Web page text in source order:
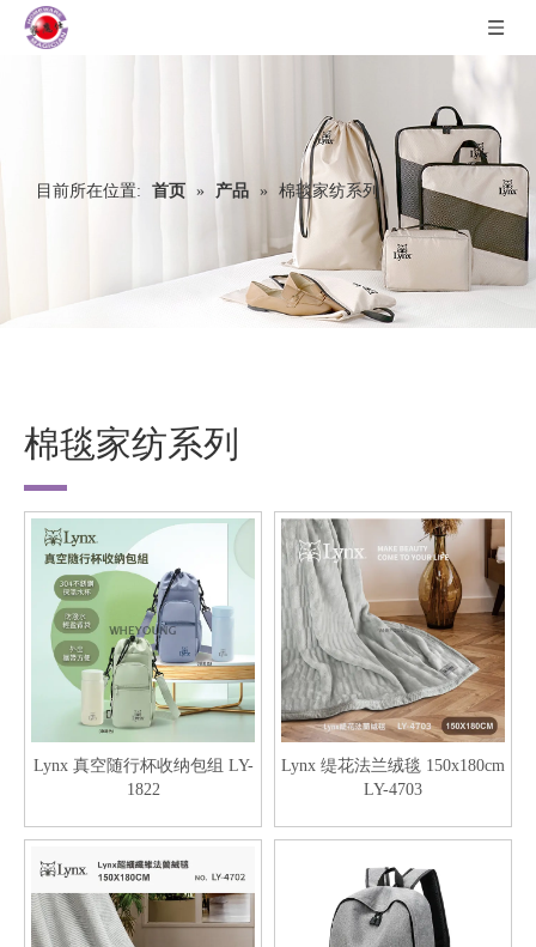
目前所在位置: 首页 » 产品 » 棉毯家纺系列
棉毯家纺系列
Lynx 真空随行杯收纳包组 LY-
1822
Lynx 缇花法兰绒毯 150x180cm
LY-4703